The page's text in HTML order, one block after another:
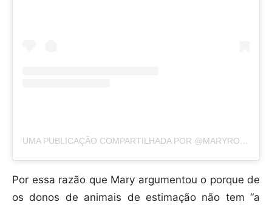
UMA PUBLICAÇÃO COMPARTILHADA POR @MARYROSEM
Por essa razão que Mary argumentou o porque de
os donos de animais de estimação não tem “a